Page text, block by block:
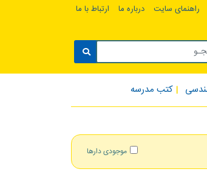
راهنمای سایت درباره ما ارتباط با ما
کتب مدرسه
موجودی دارها